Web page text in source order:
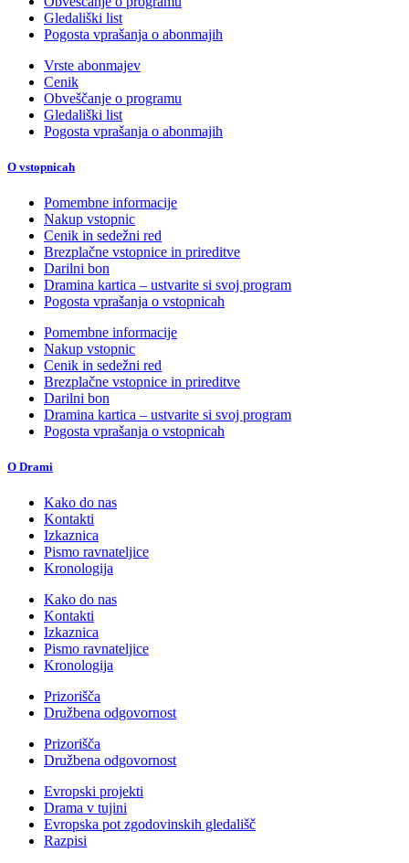
Gledališki list
Pogosta vprašanja o abonmajih
Vrste abonmajev
Cenik
Obveščanje o programu
Gledališki list
Pogosta vprašanja o abonmajih
O vstopnicah
Pomembne informacije
Nakup vstopnic
Cenik in sedežni red
Brezplačne vstopnice in prireditve
Darilni bon
Dramina kartica – ustvarite si svoj program
Pogosta vprašanja o vstopnicah
Pomembne informacije
Nakup vstopnic
Cenik in sedežni red
Brezplačne vstopnice in prireditve
Darilni bon
Dramina kartica – ustvarite si svoj program
Pogosta vprašanja o vstopnicah
O Drami
Kako do nas
Kontakti
Izkaznica
Pismo ravnateljice
Kronologija
Kako do nas
Kontakti
Izkaznica
Pismo ravnateljice
Kronologija
Prizorišča
Družbena odgovornost
Prizorišča
Družbena odgovornost
Evropski projekti
Drama v tujini
Evropska pot zgodovinskih gledališč
Razpisi